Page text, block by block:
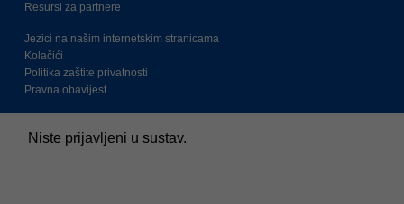
Resursi za partnere
Jezici na našim internetskim stranicama
Kolačići
Politika zaštite privatnosti
Pravna obavijest
Niste prijavljeni u sustav.